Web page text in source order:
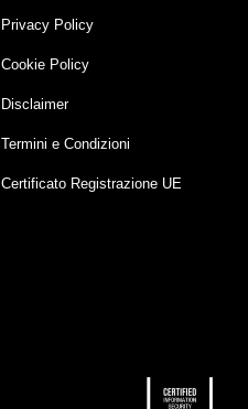
Privacy Policy
Cookie Policy
Disclaimer
Termini e Condizioni
Certificato Registrazione UE